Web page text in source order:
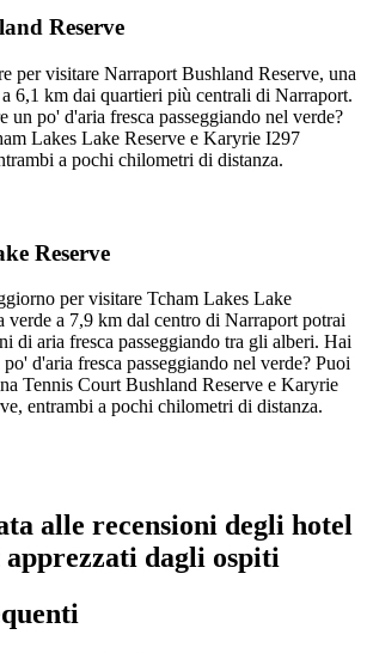
Reserve
per visitare Narraport Bushland Reserve, una
6,1 km dai quartieri più centrali di Narraport.
un po' d'aria fresca passeggiando nel verde?
Lakes Lake Reserve e Karyrie I297
a pochi chilometri di distanza.
Reserve
per visitare Tcham Lakes Lake
verde a 7,9 km dal centro di Narraport potrai
di aria fresca passeggiando tra gli alberi. Hai
d'aria fresca passeggiando nel verde? Puoi
Tennis Court Bushland Reserve e Karyrie
entrambi a pochi chilometri di distanza.
alle recensioni degli hotel
dagli ospiti